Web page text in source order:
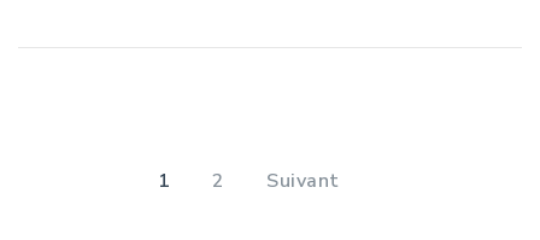
publicationsPAGE
1 PAGE
2 Suivant